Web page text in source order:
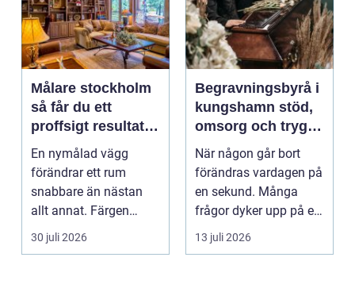
Målare stockholm
så får du ett
proffsigt resultat
hemma
En nymålad vägg
förändrar ett rum
snabbare än nästan
allt annat. Färgen
påverkar hur vi
upplever lju...
30 juli 2026
Begravningsbyrå i
kungshamn stöd,
omsorg och trygg
vägledning
När någon går bort
förändras vardagen på
en sekund. Många
frågor dyker upp på en
gång: Vad händer nu...
13 juli 2026